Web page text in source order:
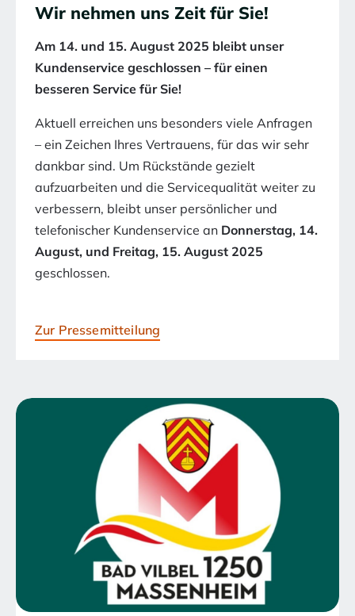
Wir nehmen uns Zeit für Sie!
Am 14. und 15. August 2025 bleibt unser
Kundenservice geschlossen – für einen
besseren Service für Sie!
Aktuell erreichen uns besonders viele Anfragen
– ein Zeichen Ihres Vertrauens, für das wir sehr
dankbar sind. Um Rückstände gezielt
aufzuarbeiten und die Servicequalität weiter zu
verbessern, bleibt unser persönlicher und
telefonischer Kundenservice an Donnerstag, 14.
August, und Freitag, 15. August 2025
geschlossen.
Zur Pressemitteilung